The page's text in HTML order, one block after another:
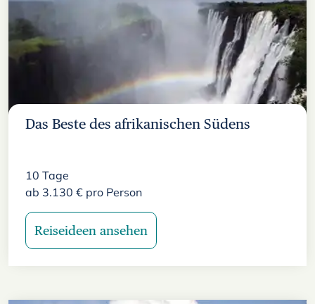
Das Beste des afrikanischen Südens
10 Tage
ab 3.130 € pro Person
Reiseideen ansehen